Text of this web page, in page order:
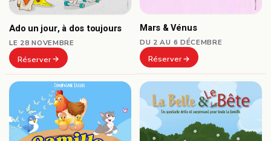
Ado un jour, à dos toujours
LE 28 NOVEMBRE
Réserver
Mars & Vénus
DU 2 AU 6 DÉCEMBRE
Réserver